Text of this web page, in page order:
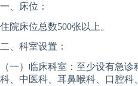
一、床位：
住院床位总数500张以上。
二、科室设置：
（一）临床科室：至少设有急
科、中医科、耳鼻喉科、口腔科